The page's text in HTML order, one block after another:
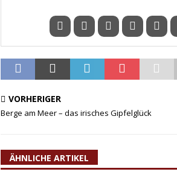
VORHERIGER
Berge am Meer – das irisches Gipfelglück
ÄHNLICHE ARTIKEL